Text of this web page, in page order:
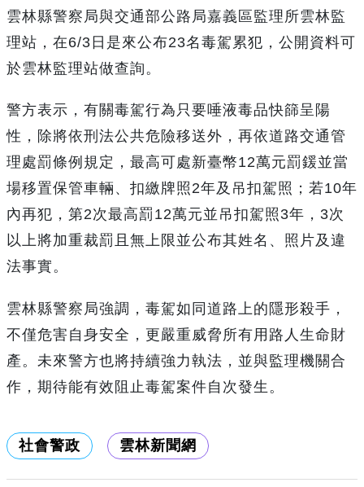
雲林縣警察局與交通部公路局嘉義區監理所雲林監
理站，在6/3日是來公布23名毒駕累犯，公開資料可
於雲林監理站做查詢。
警方表示，有關毒駕行為只要唾液毒品快篩呈陽
性，除將依刑法公共危險移送外，再依道路交通管
理處罰條例規定，最高可處新臺幣12萬元罰鍰並當
場移置保管車輛、扣繳牌照2年及吊扣駕照；若10年
內再犯，第2次最高罰12萬元並吊扣駕照3年，3次
以上將加重裁罰且無上限並公布其姓名、照片及違
法事實。
雲林縣警察局強調，毒駕如同道路上的隱形殺手，
不僅危害自身安全，更嚴重威脅所有用路人生命財
產。未來警方也將持續強力執法，並與監理機關合
作，期待能有效阻止毒駕案件自次發生。
社會警政 雲林新聞網